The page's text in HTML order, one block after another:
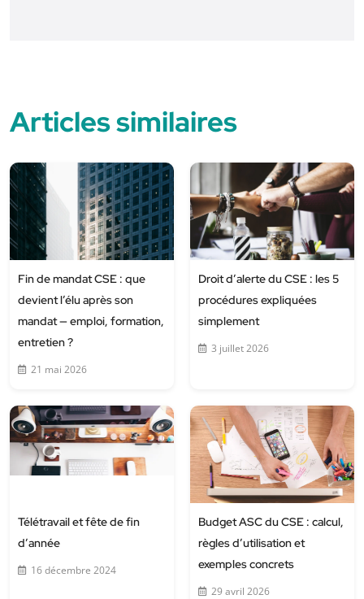
Articles similaires
Fin de mandat CSE : que
devient l’élu après son
mandat — emploi, formation,
entretien ?
21 mai 2026
Droit d’alerte du CSE : les 5
procédures expliquées
simplement
3 juillet 2026
Télétravail et fête de fin
d’année
16 décembre 2024
Budget ASC du CSE : calcul,
règles d’utilisation et
exemples concrets
29 avril 2026